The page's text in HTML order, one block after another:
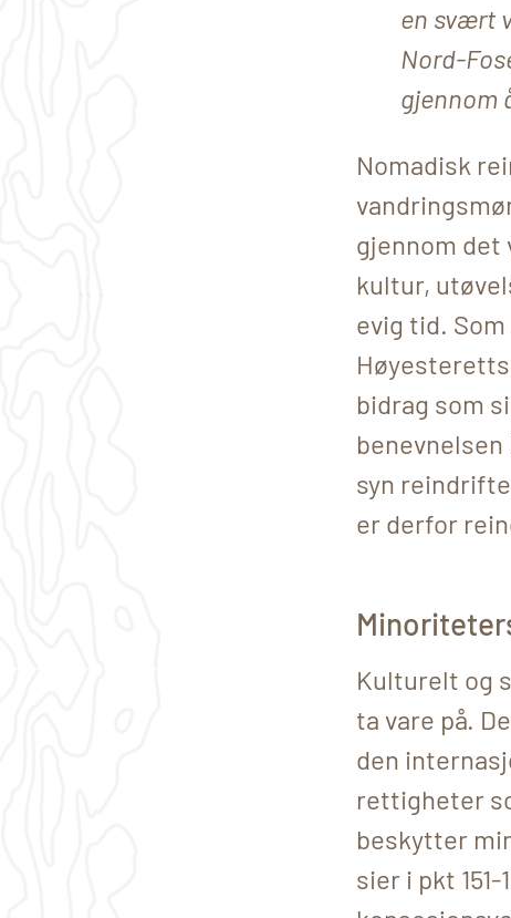
en svært
Nord-
gjennom
Nomadisk
gjennom det
kultur,
evig tid.
bidrag som
syn
er derfor
Kulturelt og
ta vare på.
den
rettigheter
beskytter
sier i pkt